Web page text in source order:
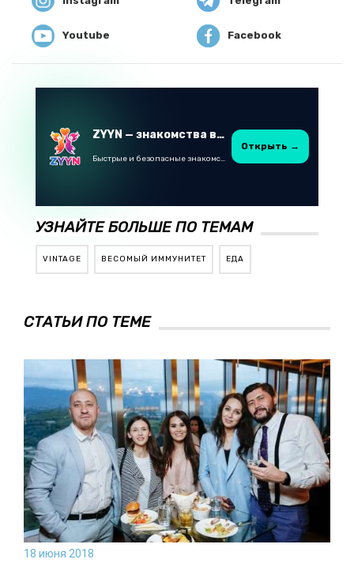
Youtube Facebook
ZYYN — знакомства в Казахстане
Быстрые и безопасные знакомства в Telegram
Открыть →
УЗНАЙТЕ БОЛЬШЕ ПО ТЕМАМ
VINTAGE ВЕСОМЫЙ ИММУНИТЕТ ЕДА
СТАТЬИ ПО ТЕМЕ
18 июня 2018